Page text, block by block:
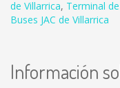
de Villarrica, Terminal
Buses JAC de Villarrica
Información